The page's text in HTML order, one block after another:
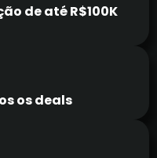
de até R$100K
os deals